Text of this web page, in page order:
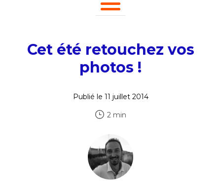
Cet été retouchez vos
photos !
Publié le 11 juillet 2014
2 min